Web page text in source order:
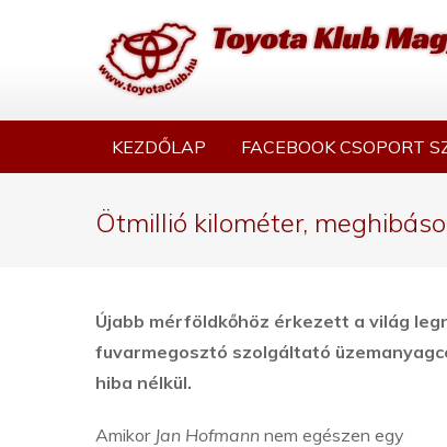
KEZDŐLAP FACEBOOK CSOPORT
Ötmillió kilométer,
Újabb mérföldkőhöz érkezett a világ
fuvarmegosztó szolgáltató
hiba nélkül.
Amikor Jan Hofmann nem egészen egy